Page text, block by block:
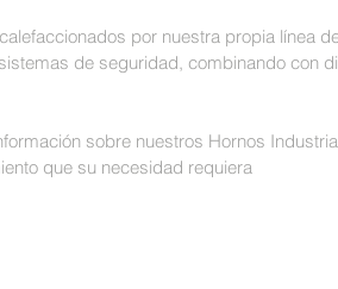
por nuestra propia línea
de seguridad, combinando con
sobre nuestros Hornos
que su necesidad requiera